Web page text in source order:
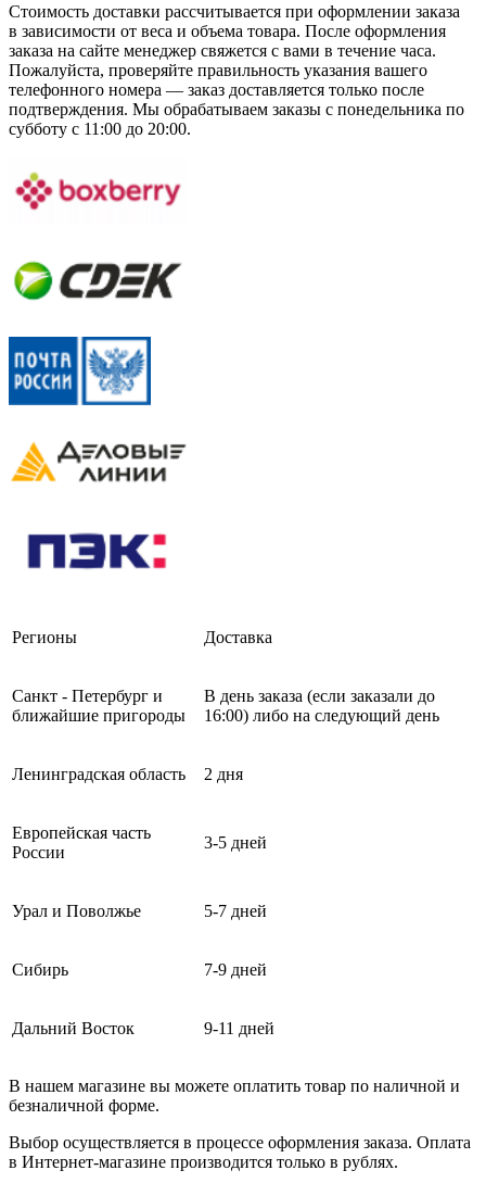
Стоимость доставки рассчитывается при оформлении заказа
в зависимости от веса и объема товара. После оформления
заказа на сайте менеджер свяжется с вами в течение часа.
Пожалуйста, проверяйте правильность указания вашего
телефонного номера — заказ доставляется только после
подтверждения. Мы обрабатываем заказы с понедельника по
субботу с 11:00 до 20:00.
Регионы Доставка
Санкт - Петербург и
ближайшие пригороды
В день заказа (если заказали до
16:00) либо на следующий день
Ленинградская область 2 дня
Европейская часть
России
3-5 дней
Урал и Поволжье 5-7 дней
Сибирь 7-9 дней
Дальний Восток 9-11 дней
В нашем магазине вы можете оплатить товар по наличной и
безналичной форме.
Выбор осуществляется в процессе оформления заказа. Оплата
в Интернет-магазине производится только в рублях.